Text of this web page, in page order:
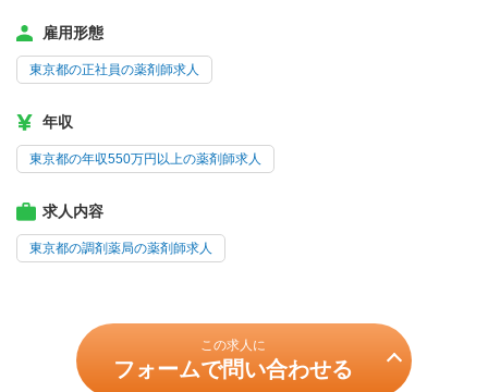
雇用形態
東京都の正社員の薬剤師求人
年収
東京都の年収550万円以上の薬剤師求人
求人内容
東京都の調剤薬局の薬剤師求人
この求人に
フォームで問い合わせる